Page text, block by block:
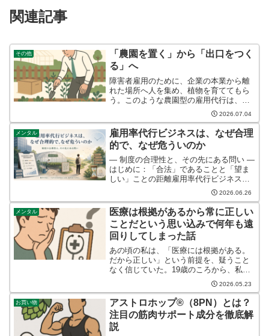
関連記事
その他
「農園を置く」から「出口をつく
る」へ
障害者雇用のために、企業の本業から離
れた場所へ人を集め、植物を育ててもら
う。このような農園型の雇用代行は、法
定雇用率を満たす手段として広がってき
ました。落ち着いた環境で働けること
や、一般の職場では働きにくい人にも最
低賃金を得る機会を提供でき...
2026.07.04
メンタル
雇用率代行ビジネスは、なぜ合理
的で、なぜ危ういのか
― 制度の合理性と、その先にある問い ―
はじめに：「合法」であることと「望ま
しい」ことの距離雇用率代行ビジネス
は、違法ではない。単純に「制度の穴を
突いている」とも言い切れない。むしろ
現行の障害者雇用制度の枠内で、企業、
障害者、行政のそれぞれ...
2026.06.26
メンタル
医療は根拠があるから常に正しい
ことだという思い込みで何年も遠
回りしてしまった話
あの頃の私は、「医療には根拠がある。
だから正しい」という前提を、疑うこと
なく信じていた。19歳のころから、私は
ひきこもり生活に入った。きっかけは、
不安と吐き気だった。理由もはっきりし
ないまま、じわじわと日常を侵食してい
くそれらの症状は、やが...
2026.05.23
お買い物
アストロホップ®（8PN）とは？
注目の筋肉サポート成分を徹底解
説